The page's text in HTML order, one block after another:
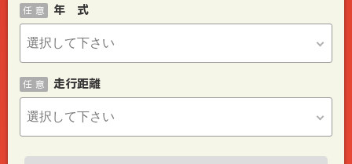
年 式
任 意
走行距離
任 意